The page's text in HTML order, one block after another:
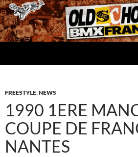
Aller
au
contenu
FREESTYLE,NEWS
1990 1ERE
COUPE DE
NANTES